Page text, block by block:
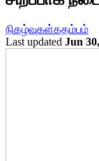
நிகழ்வுகள்கதம்பம்
Last updated Jun